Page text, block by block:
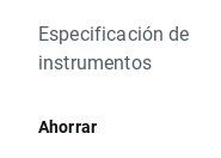
Especificación de
instrumentos
Ahorrar